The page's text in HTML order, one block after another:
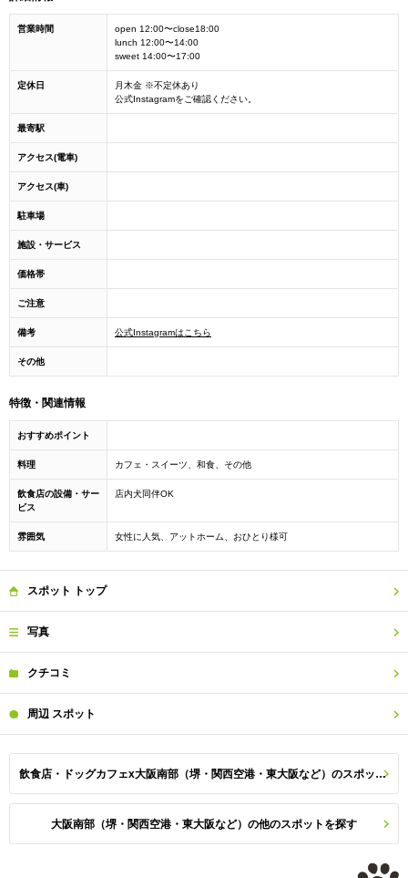
営業時間
open 12:00〜close18:00
lunch 12:00〜14:00
sweet 14:00〜17:00
定休日
月木金 ※不定休あり
公式Instagramをご確認ください。
最寄駅
アクセス(電車)
アクセス(車)
駐車場
施設・サービス
価格帯
ご注意
備考 公式Instagramはこちら
その他
特徴・関連情報
おすすめポイント
料理 カフェ・スイーツ、和食、その他
飲食店の設備・サー
ビス
店内犬同伴OK
雰囲気 女性に人気、アットホーム、おひとり様可
スポット トップ
写真
クチコミ
周辺 スポット
飲食店・ドッグカフェx大阪南部（堺・関西空港・東大阪など）のスポット一覧
大阪南部（堺・関西空港・東大阪など）の他のスポットを探す